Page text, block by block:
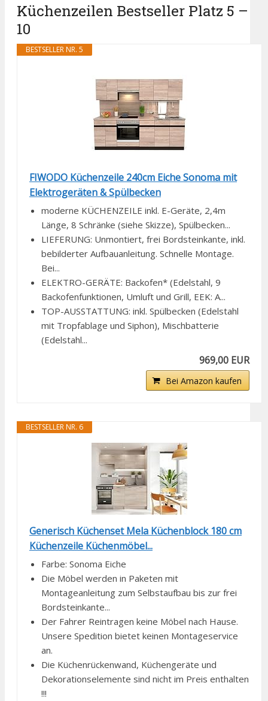
Küchenzeilen Bestseller Platz 5 –
10
BESTSELLER NR. 5
FIWODO Küchenzeile 240cm Eiche Sonoma mit
Elektrogeräten & Spülbecken
moderne KÜCHENZEILE inkl. E-Geräte, 2,4m
Länge, 8 Schränke (siehe Skizze), Spülbecken...
LIEFERUNG: Unmontiert, frei Bordsteinkante, inkl.
bebilderter Aufbauanleitung. Schnelle Montage.
Bei...
ELEKTRO-GERÄTE: Backofen* (Edelstahl, 9
Backofenfunktionen, Umluft und Grill, EEK: A...
TOP-AUSSTATTUNG: inkl. Spülbecken (Edelstahl
mit Tropfablage und Siphon), Mischbatterie
(Edelstahl...
969,00 EUR
Bei Amazon kaufen
BESTSELLER NR. 6
Generisch Küchenset Mela Küchenblock 180 cm
Küchenzeile Küchenmöbel...
Farbe: Sonoma Eiche
Die Möbel werden in Paketen mit
Montageanleitung zum Selbstaufbau bis zur frei
Bordsteinkante...
Der Fahrer Reintragen keine Möbel nach Hause.
Unsere Spedition bietet keinen Montageservice
an.
Die Küchenrückenwand, Küchengeräte und
Dekorationselemente sind nicht im Preis enthalten
!!!